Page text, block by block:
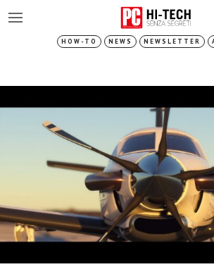
HOW-TO NEWS NEWSLETTER